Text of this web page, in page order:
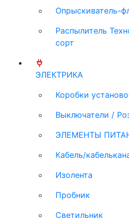
Опрыскиватель-
Распылитель
сорт
ЭЛЕКТРИКА
Коробки
Выключатели /
ЭЛЕМЕНТЫ
Кабель/
Изолента
Пробник
Светильник